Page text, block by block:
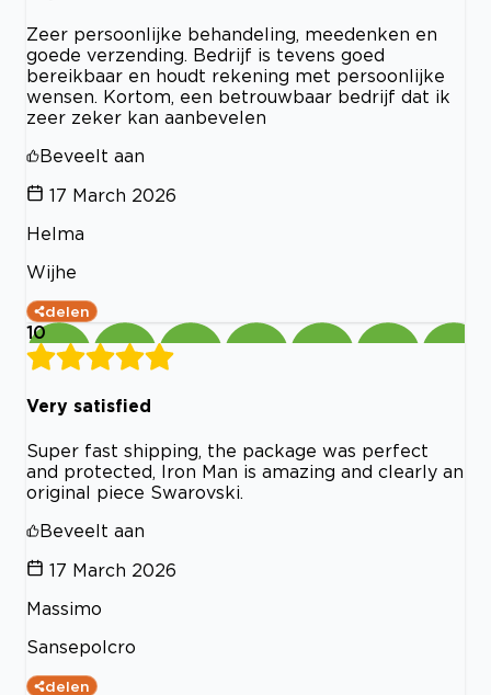
Zeer persoonlijke behandeling, meedenken en
goede verzending. Bedrijf is tevens goed
bereikbaar en houdt rekening met persoonlijke
wensen. Kortom, een betrouwbaar bedrijf dat ik
zeer zeker kan aanbevelen
Beveelt aan
17 March 2026
Helma
Wijhe
delen
10
Very satisfied
Super fast shipping, the package was perfect
and protected, Iron Man is amazing and clearly an
original piece Swarovski.
Beveelt aan
17 March 2026
Massimo
Sansepolcro
delen